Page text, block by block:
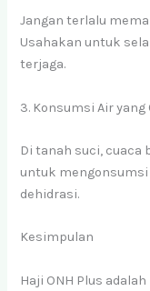
Jangan terlalu
Usahakan untuk
terjaga.
3. Konsumsi Air yang
Di tanah suci, cuaca
untuk
dehidrasi.
Kesimpulan
Haji ONH Plus